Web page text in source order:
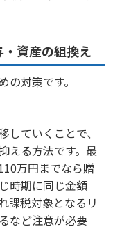
資産の組換え
対策です。
ていくことで、
える方法です。最
万円までなら贈
時期に同じ金額
課税対象となるリ
など注意が必要